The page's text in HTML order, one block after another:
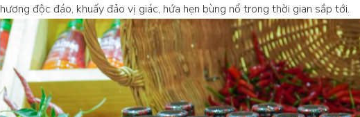
hương độc đáo, khuấy đảo vị giác, hứa hẹn bùng nổ trong thời gian sắp tới.